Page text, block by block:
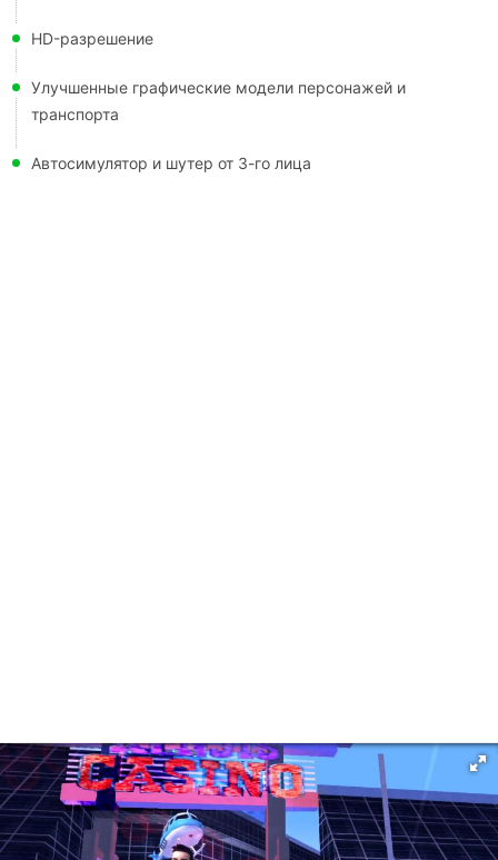
HD-разрешение
Улучшенные графические модели персонажей и
транспорта
Автосимулятор и шутер от 3-го лица